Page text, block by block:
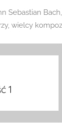
Sebastian Bach,
, wielcy
1